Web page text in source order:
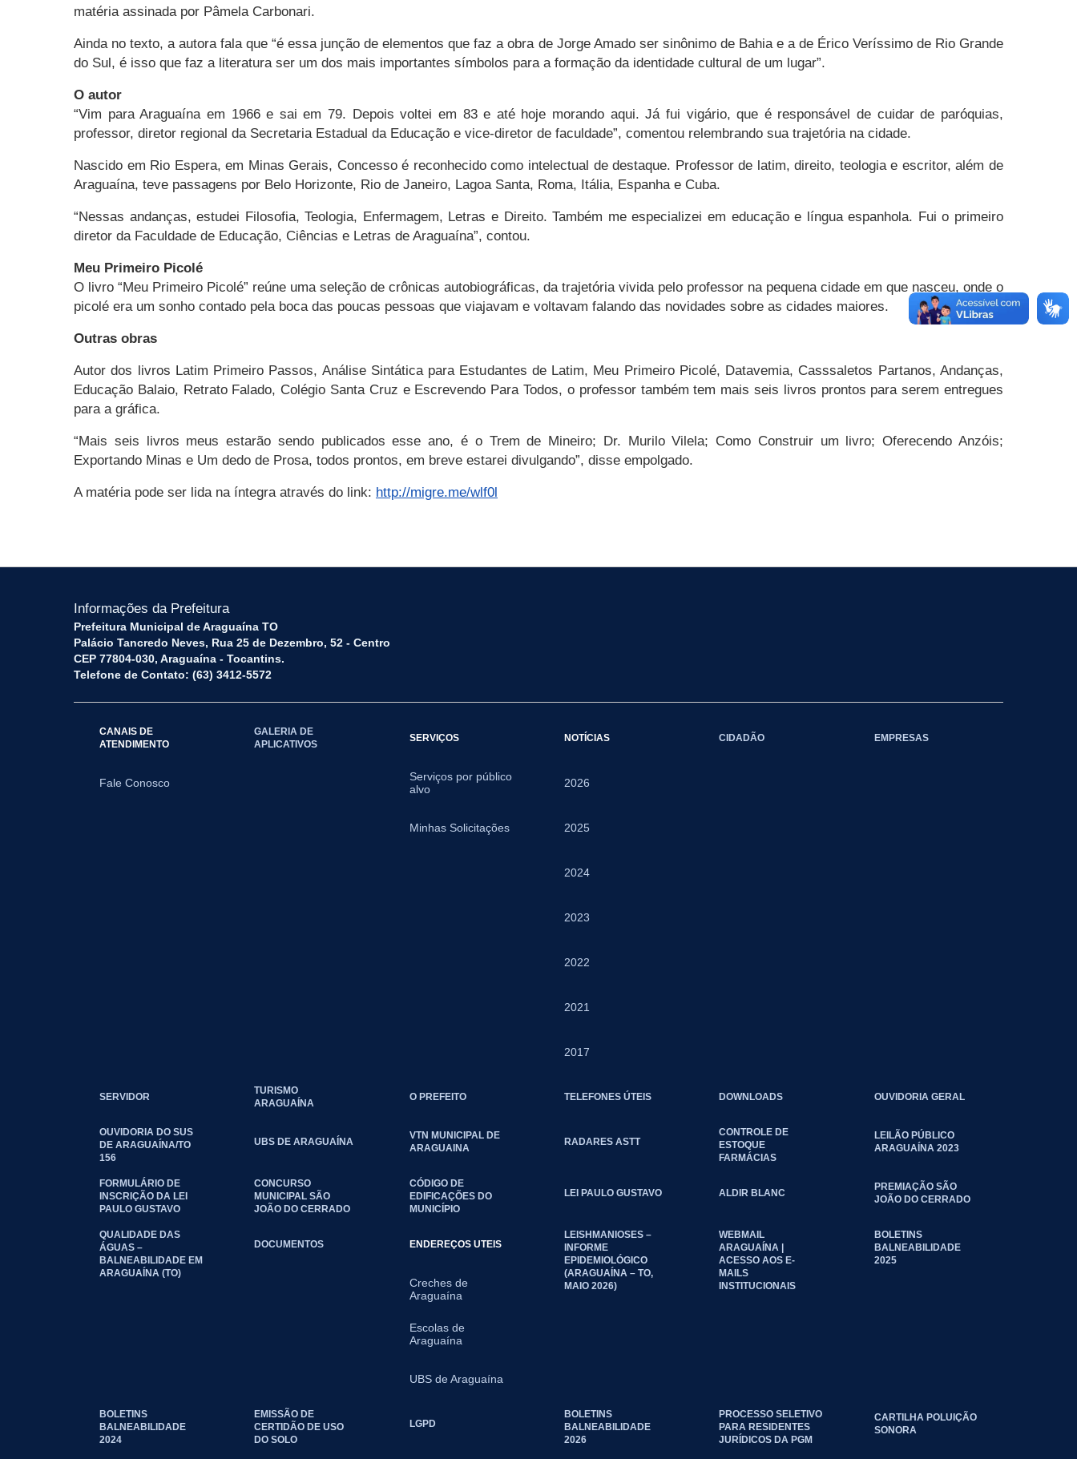
matéria assinada por Pâmela Carbonari.
Ainda no texto, a autora fala que “é essa junção de elementos que faz a obra de Jorge Amado ser sinônimo de Bahia e a de Érico Veríssimo de Rio Grande
do Sul, é isso que faz a literatura ser um dos mais importantes símbolos para a formação da identidade cultural de um lugar”.
O autor
“Vim para Araguaína em 1966 e sai em 79. Depois voltei em 83 e até hoje morando aqui. Já fui vigário, que é responsável de cuidar de paróquias,
professor, diretor regional da Secretaria Estadual da Educação e vice-diretor de faculdade”, comentou relembrando sua trajetória na cidade.
Nascido em Rio Espera, em Minas Gerais, Concessoé reconhecido como intelectual de destaque. Professor de latim, direito, teologia e escritor, além de
Araguaína, teve passagens por Belo Horizonte, Rio de Janeiro, Lagoa Santa, Roma, Itália, Espanha e Cuba.
“Nessas andanças, estudei Filosofia, Teologia, Enfermagem, Letras e Direito. Também me especializei em educação e língua espanhola. Fui o primeiro
diretor da Faculdade de Educação, Ciências e Letras de Araguaína”, contou.
Meu Primeiro Picolé
O livro “Meu Primeiro Picolé” reúne uma seleção de crônicas autobiográficas, da trajetória vivida pelo professor na pequena cidade em que nasceu, onde o
picolé era um sonho contado pela boca das poucas pessoas que viajavam e voltavam falando das novidades sobre as cidades maiores.
Outras obras
Autor dos livros Latim Primeiro Passos, Análise Sintática para Estudantes de Latim, Meu Primeiro Picolé, Datavemia, Casssaletos Partanos, Andanças,
Educação Balaio, Retrato Falado, Colégio Santa Cruz e Escrevendo Para Todos, o professor também tem mais seis livros prontos para serem entregues
para a gráfica.
“Mais seis livros meus estarão sendo publicados esse ano, é o Trem de Mineiro; Dr. Murilo Vilela; Como Construir um livro; Oferecendo Anzóis;
Exportando Minas e Um dedo de Prosa, todos prontos, em breve estarei divulgando”, disse empolgado.
A matéria pode ser lida na íntegra através do link: http://migre.me/wlf0l
Informações da Prefeitura
Prefeitura Municipal de Araguaína TO
Palácio Tancredo Neves, Rua 25 de Dezembro, 52 - Centro
CEP 77804-030, Araguaína - Tocantins.
Telefone de Contato: (63) 3412-5572
CANAIS DE
ATENDIMENTO
Fale Conosco
GALERIA DE
APLICATIVOS
SERVIÇOS
Serviços por público
alvo
Minhas Solicitações
NOTÍCIAS
2026
2025
2024
2023
2022
2021
2017
CIDADÃO EMPRESAS
SERVIDOR
TURISMO
ARAGUAÍNA
O PREFEITO TELEFONES ÚTEIS DOWNLOADS OUVIDORIA GERAL
OUVIDORIA DO SUS
DE ARAGUAÍNA/TO
156
UBS DE ARAGUAÍNA
VTN MUNICIPAL DE
ARAGUAINA
RADARES ASTT
CONTROLE DE
ESTOQUE
FARMÁCIAS
LEILÃO PÚBLICO
ARAGUAÍNA 2023
FORMULÁRIO DE
INSCRIÇÃO DA LEI
PAULO GUSTAVO
CONCURSO
MUNICIPAL SÃO
JOÃO DO CERRADO
CÓDIGO DE
EDIFICAÇÕES DO
MUNICÍPIO
LEI PAULO GUSTAVO ALDIR BLANC
PREMIAÇÃO SÃO
JOÃO DO CERRADO
QUALIDADE DAS
ÁGUAS –
BALNEABILIDADE EM
ARAGUAÍNA (TO)
DOCUMENTOS ENDEREÇOS UTEIS
Creches de
Araguaína
Escolas de
Araguaína
UBS de Araguaína
LEISHMANIOSES –
INFORME
EPIDEMIOLÓGICO
(ARAGUAÍNA – TO,
MAIO 2026)
WEBMAIL
ARAGUAÍNA |
ACESSO AOS E-
MAILS
INSTITUCIONAIS
BOLETINS
BALNEABILIDADE
2025
BOLETINS
BALNEABILIDADE
2024
EMISSÃO DE
CERTIDÃO DE USO
DO SOLO
LGPD
BOLETINS
BALNEABILIDADE
2026
PROCESSO SELETIVO
PARA RESIDENTES
JURÍDICOS DA PGM
CARTILHA POLUIÇÃO
SONORA